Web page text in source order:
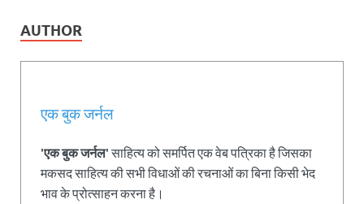
AUTHOR
एक बुक जर्नल
'एक बुक जर्नल'साहित्य को समर्पित एक वेब पत्रिका है जिसका
मकसद साहित्य की सभी विधाओं की रचनाओं का बिना किसी भेद
भाव के प्रोत्साहन करना है।